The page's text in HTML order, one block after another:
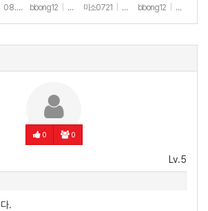
08.04 +67
bbong12 07.31+89
하세요🫶
미소0721 07.31+257
한 일상샷
bbong12 07.28
0 0
Lv.5
.